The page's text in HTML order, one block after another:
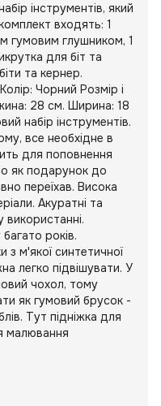
інструментів, який
входять: 1
гумовим глушником, 1
для біт та
та кернер.
Чорний Розмір і
28 см. Ширина: 18
набір інструментів.
все необхідне в
для поповнення
як подарунок до
переїхав. Висока
Акуратні та
використанні.
років.
з м'якої синтетичної
легко підвішувати. У
чохол, тому
як гумовий брусок -
Тут підніжка для
малювання